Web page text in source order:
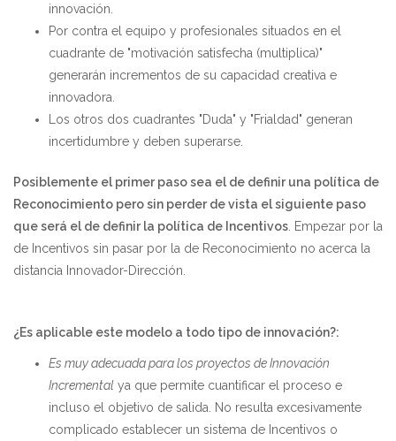
innovación.
Por contra el equipo y profesionales situados en el
cuadrante de "motivación satisfecha (multiplica)"
generarán incrementos de su capacidad creativa e
innovadora.
Los otros dos cuadrantes "Duda" y "Frialdad" generan
incertidumbre y deben superarse.
Posiblemente el primer paso sea el de definir una política de
Reconocimiento pero sin perder de vista el siguiente paso
que será el de definir la política de Incentivos . Empezar por la
de Incentivos sin pasar por la de Reconocimiento no acerca la
distancia Innovador-Dirección.
¿Es aplicable este modelo a todo tipo de innovación?:
Es muy adecuada para los proyectos de Innovación
Incremental ya que permite cuantificar el proceso e
incluso el objetivo de salida. No resulta excesivamente
complicado establecer un sistema de Incentivos o